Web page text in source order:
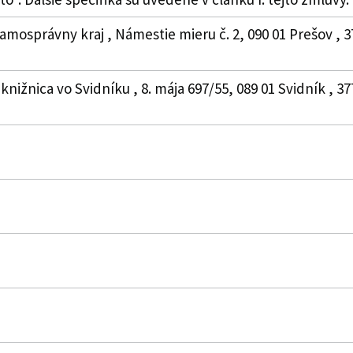
kraj , Námestie mieru č. 2, 090 01 Prešov ,
vo Svidníku , 8. mája 697/55, 089 01 Svidník ,